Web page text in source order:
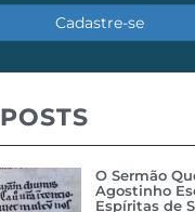
Cadastre-se
POSTS
O Sermão
Agostinho
Espíritas de